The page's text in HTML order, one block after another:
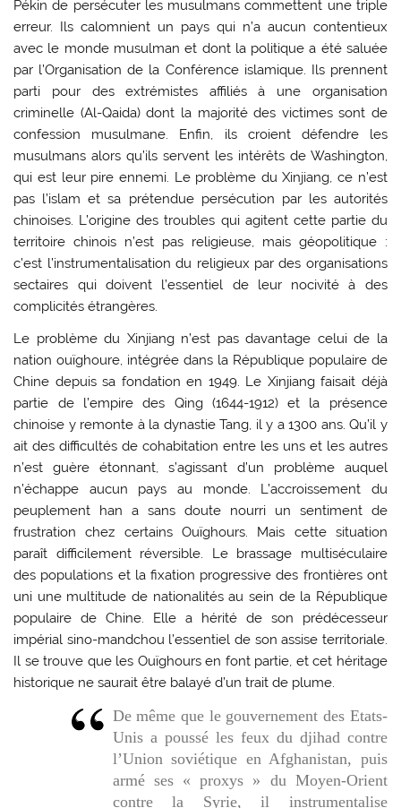
Pékin de persécuter les musulmans commettent une triple
erreur. Ils calomnient un pays qui n’a aucun contentieux
avec le monde musulman et dont la politique a été saluée
par l’Organisation de la Conférence islamique. Ils prennent
parti pour des extrémistes affiliés à une organisation
criminelle (Al-Qaida) dont la majorité des victimes sont de
confession musulmane. Enfin, ils croient défendre les
musulmans alors qu’ils servent les intérêts de Washington,
qui est leur pire ennemi. Le problème du Xinjiang, ce n’est
pas l’islam et sa prétendue persécution par les autorités
chinoises. L’origine des troubles qui agitent cette partie du
territoire chinois n’est pas religieuse, mais géopolitique :
c’est l’instrumentalisation du religieux par des organisations
sectaires qui doivent l’essentiel de leur nocivité à des
complicités étrangères.
Le problème du Xinjiang n’est pas davantage celui de la
nation ouïghoure, intégrée dans la République populaire de
Chine depuis sa fondation en 1949. Le Xinjiang faisait déjà
partie de l’empire des Qing (1644-1912) et la présence
chinoise y remonte à la dynastie Tang, il y a 1300 ans. Qu’il y
ait des difficultés de cohabitation entre les uns et les autres
n’est guère étonnant, s’agissant d’un problème auquel
n’échappe aucun pays au monde. L’accroissement du
peuplement han a sans doute nourri un sentiment de
frustration chez certains Ouïghours. Mais cette situation
paraît difficilement réversible. Le brassage multiséculaire
des populations et la fixation progressive des frontières ont
uni une multitude de nationalités au sein de la République
populaire de Chine. Elle a hérité de son prédécesseur
impérial sino-mandchou l’essentiel de son assise territoriale.
Il se trouve que les Ouïghours en font partie, et cet héritage
historique ne saurait être balayé d’un trait de plume.
De même que le gouvernement des Etats-
Unis a poussé les feux du djihad contre
l’Union soviétique en Afghanistan, puis
armé ses « proxys » du Moyen-Orient
contre la Syrie, il instrumentalise